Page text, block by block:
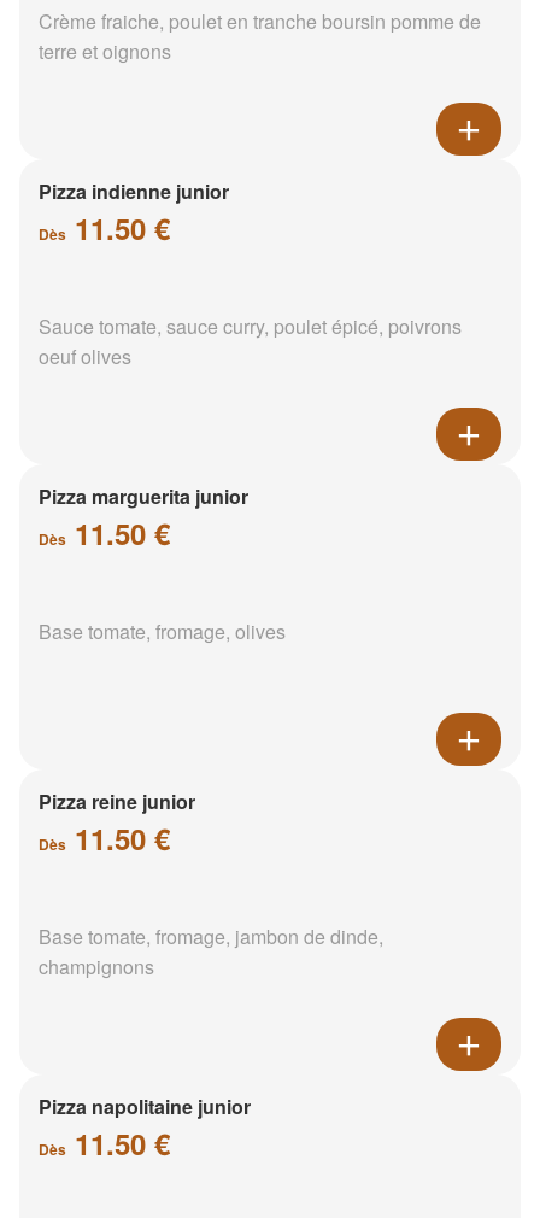
Crème fraiche, poulet en tranche boursin pomme de
terre et oignons
Pizza indienne junior
Dès 11.50 €
Sauce tomate, sauce curry, poulet épicé, poivrons
oeuf olives
Pizza marguerita junior
Dès 11.50 €
Base tomate, fromage, olives
Pizza reine junior
Dès 11.50 €
Base tomate, fromage, jambon de dinde,
champignons
Pizza napolitaine junior
Dès 11.50 €